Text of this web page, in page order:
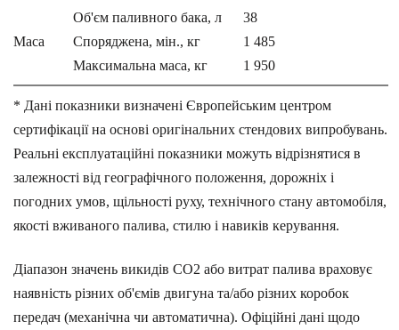
Об'єм паливного бака, л
38
Маса
Споряджена, мін., кг
1 485
Максимальна маса, кг
1 950
* Дані показники визначені Європейським центром
сертифікації на основі оригінальних стендових випробувань.
Реальні експлуатаційні показники можуть відрізнятися в
залежності від географічного положення, дорожніх і
погодних умов, щільності руху, технічного стану автомобіля,
якості вживаного палива, стилю і навиків керування.
Діапазон значень викидів СО2 або витрат палива враховує
наявність різних об'ємів двигуна та/або різних коробок
передач (механічна чи автоматична). Офіційні дані щодо